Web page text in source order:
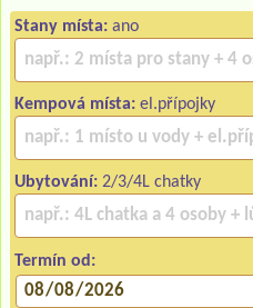
Stany místa: ano
Kempová místa: el.přípojky
Ubytování: 2/3/4L chatky
Termín od: